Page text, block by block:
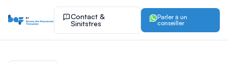
Contact &
Sinitstres
Parler à un
conseiller